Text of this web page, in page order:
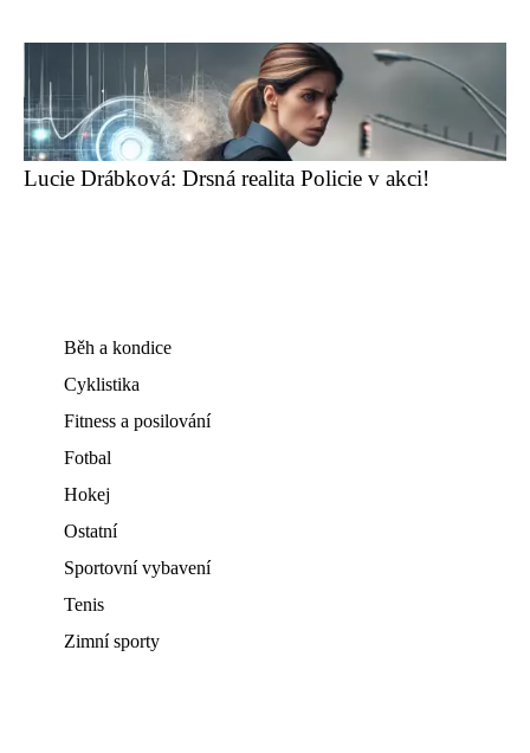
Lucie Drábková: Drsná realita Policie v akci!
Běh a kondice
Cyklistika
Fitness a posilování
Fotbal
Hokej
Ostatní
Sportovní vybavení
Tenis
Zimní sporty